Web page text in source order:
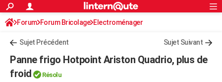
ACTUALITÉS
Politique
Société
Faits Divers
Education
Monde
Villes
+
Programme TV
TNTStreaming
Cinéma
Sorties cinéma
Musique
+FINANCE
S'inscrire
Connexion
Forum Forum Bricolage Electroménager
Sujet Précédent Sujet Suivant
Panne frigo Hotpoint Ariston Quadrio, plus de
froid
Résolu